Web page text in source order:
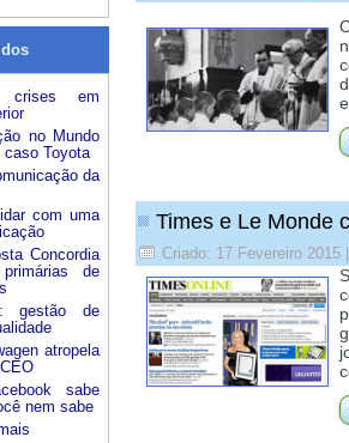
crises em
no Mundo
caso Toyota
da
com uma
Concordia
de
gestão de
atropela
sabe
nem sabe
Times e Le Monde
Criado: 17 Fevereiro 2015